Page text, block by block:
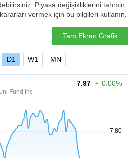
Piyasa değişikliklerini tahmin
vermek için bu bilgileri kullanın.
Tam Ekran Grafik
D1 W1 MN
Fund Inc
7.97 0.00%